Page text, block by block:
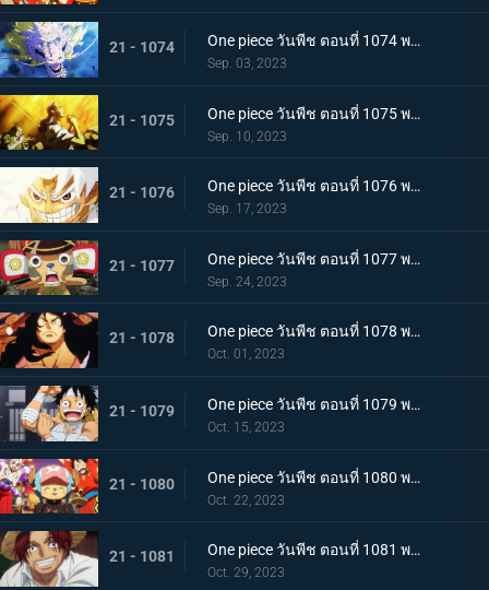
21 - 1074 One piece วันพีช ตอนที่ 1074 พากย์ไทย เชื่อในโมโมะ ท่าเด็ดครั้งสุดท้ายของลูฟี่
Sep. 03, 2023
21 - 1075 One piece วันพีช ตอนที่ 1075 พากย์ไทย คำอธิษฐาน 20 ปี ทวงคืนแคว้นวาโนะ
Sep. 10, 2023
21 - 1076 One piece วันพีช ตอนที่ 1076 พากย์ไทย โลกที่ลูฟี่ปรารถนา
Sep. 17, 2023
21 - 1077 One piece วันพีช ตอนที่ 1077 พากย์ไทย ปิดฉาก ผู้ชนะ ลูฟี่หมวกฟาง
Sep. 24, 2023
21 - 1078 One piece วันพีช ตอนที่ 1078 พากย์ไทย การกลับมา โชกุนแห่งแคว้นวาโนะ โคสึกิ โมโมโนะสุเกะ
Oct. 01, 2023
21 - 1079 One piece วันพีช ตอนที่ 1079 พากย์ไทย ยามเช้ามาถึง การพักผ่อนของพวกลูฟี่
Oct. 15, 2023
21 - 1080 One piece วันพีช ตอนที่ 1080 พากย์ไทย งานเลี้ยงฉลอง เหล่าจักรพรรดิแห่งท้องทะเลคนใหม่
Oct. 22, 2023
21 - 1081 One piece วันพีช ตอนที่ 1081 พากย์ไทย โลกจะลุกเป็นไฟ การโจมตีของพลเรือเอก
Oct. 29, 2023